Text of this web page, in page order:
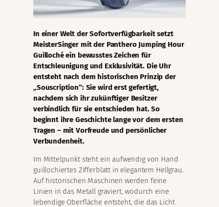
In einer Welt der Sofortverfügbarkeit setzt
MeisterSinger mit der Panthero Jumping Hour
Guilloché ein bewusstes Zeichen für
Entschleunigung und Exklusivität. Die Uhr
entsteht nach dem historischen Prinzip der
„Souscription“: Sie wird erst gefertigt,
nachdem sich ihr zukünftiger Besitzer
verbindlich für sie entschieden hat. So
beginnt ihre Geschichte lange vor dem ersten
Tragen – mit Vorfreude und persönlicher
Verbundenheit.
Im Mittelpunkt steht ein aufwendig von Hand
guillochiertes Zifferblatt in elegantem Hellgrau.
Auf historischen Maschinen werden feine
Linien in das Metall graviert, wodurch eine
lebendige Oberfläche entsteht, die das Licht